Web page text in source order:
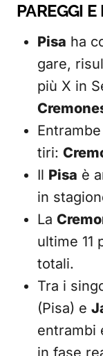
PAREGGI
Pisa ha
gare,
più X in
tiri:
Il Pisa è
in
La
ultime 11
totali.
Tra i
(Pisa) e
entrambi
in fase